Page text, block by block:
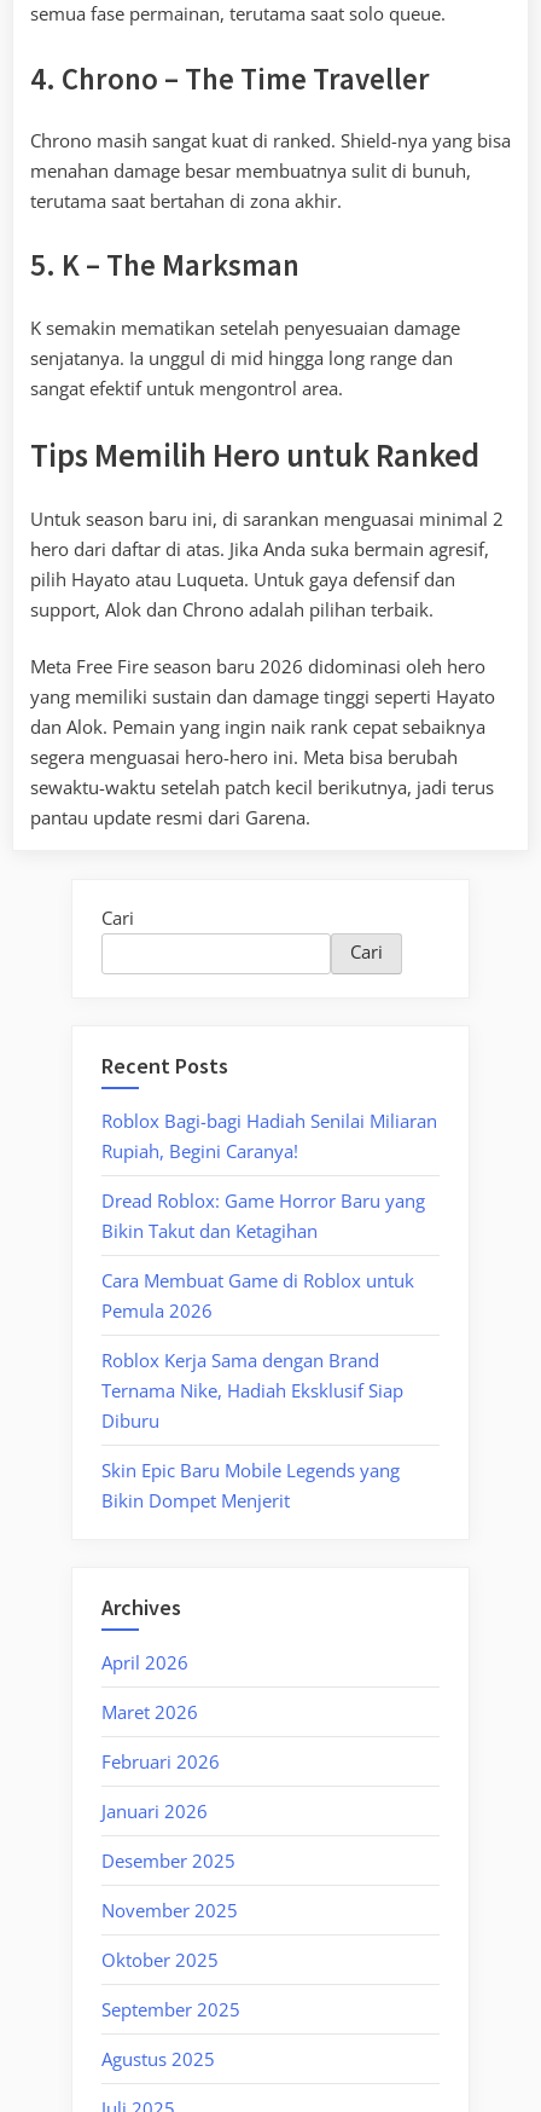
semua fase permainan, terutama saat solo queue.
4. Chrono – The Time Traveller
Chrono masih sangat kuat di ranked. Shield-nya yang bisa
menahan damage besar membuatnya sulit di bunuh,
terutama saat bertahan di zona akhir.
5. K – The Marksman
K semakin mematikan setelah penyesuaian damage
senjatanya. Ia unggul di mid hingga long range dan
sangat efektif untuk mengontrol area.
Tips Memilih Hero untuk Ranked
Untuk season baru ini, di sarankan menguasai minimal 2
hero dari daftar di atas. Jika Anda suka bermain agresif,
pilih Hayato atau Luqueta. Untuk gaya defensif dan
support, Alok dan Chrono adalah pilihan terbaik.
Meta Free Fire season baru 2026 didominasi oleh hero
yang memiliki sustain dan damage tinggi seperti Hayato
dan Alok. Pemain yang ingin naik rank cepat sebaiknya
segera menguasai hero-hero ini. Meta bisa berubah
sewaktu-waktu setelah patch kecil berikutnya, jadi terus
pantau update resmi dari Garena.
Cari
Cari
Recent Posts
Roblox Bagi-bagi Hadiah Senilai Miliaran
Rupiah, Begini Caranya!
Dread Roblox: Game Horror Baru yang
Bikin Takut dan Ketagihan
Cara Membuat Game di Roblox untuk
Pemula 2026
Roblox Kerja Sama dengan Brand
Ternama Nike, Hadiah Eksklusif Siap
Diburu
Skin Epic Baru Mobile Legends yang
Bikin Dompet Menjerit
Archives
April 2026
Maret 2026
Februari 2026
Januari 2026
Desember 2025
November 2025
Oktober 2025
September 2025
Agustus 2025